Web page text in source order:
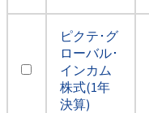
ピクテ･グ
ローバル･
インカム
株式(1年
決算)